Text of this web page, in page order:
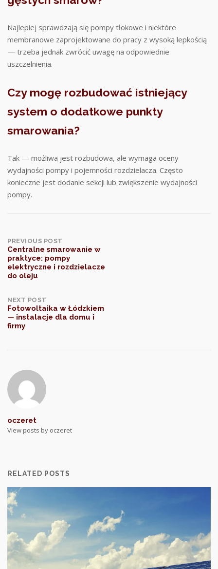
Najlepiej sprawdzają się pompy tłokowe i niektóre
membranowe zaprojektowane do pracy z wysoką lepkością
— trzeba jednak zwrócić uwagę na odpowiednie
uszczelnienia.
Czy mogę rozbudować istniejący
system o dodatkowe punkty
smarowania?
Tak — możliwa jest rozbudowa, ale wymaga oceny
wydajności pompy i pojemności rozdzielacza. Często
konieczne jest dodanie sekcji lub zwiększenie wydajności
pompy.
Post
navigation
PREVIOUS POST
Centralne smarowanie w
praktyce: pompy
elektryczne i rozdzielacze
do oleju
NEXT POST
Fotowoltaika w Łódzkiem
— instalacje dla domu i
firmy
oczeret
View posts by oczeret
RELATED POSTS